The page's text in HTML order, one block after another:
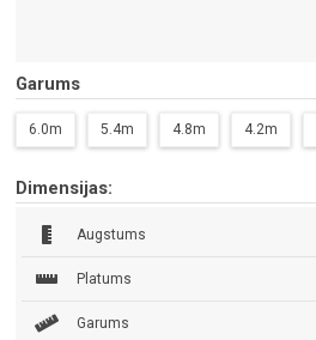
Garums
6.0m 5.4m 4.8m 4.2m
Dimensijas:
Augstums
Platums
Garums